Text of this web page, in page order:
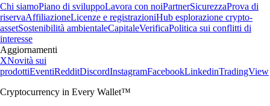
Chi siamoPiano di sviluppoLavora con noiPartnerSicurezzaProva di
riservaAffiliazioneLicenze e registrazioniHub esplorazione crypto-
assetSostenibilità ambientaleCapitaleVerificaPolitica sui conflitti di
interesse
Aggiornamenti
XNovità sui
prodottiEventiRedditDiscordInstagramFacebookLinkedinTradingView
Cryptocurrency in Every Wallet™